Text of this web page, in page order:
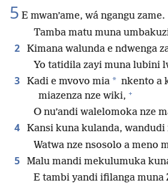
5 E mwan’ame, wá ngangu zame.
Tamba matu muna
2
Kimana walunda e ndwenga
Yo tatidila zayi muna lubini
3 Kadi e mvovo mia * nkento a
miazenza nze wiki, +
O nu’andi walelomoka nze
4 Kansi kuna kulanda, wandudi
Watwa nze nsosolo a meno
5
Malu mandi mekulumuka
E tambi yandi ifilanga muna